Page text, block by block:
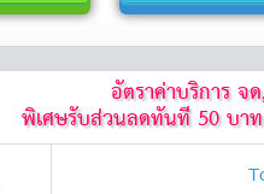
อัตราค่าบริการ จ
พิเศษรับส่วนลดทันที 50 บา